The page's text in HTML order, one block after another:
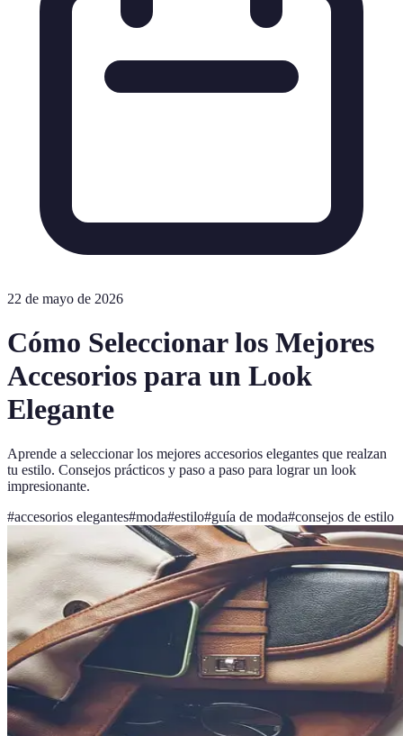
22 de mayo de 2026
Cómo Seleccionar los Mejores
Accesorios para un Look
Elegante
Aprende a seleccionar los mejores accesorios elegantes que realzan
tu estilo. Consejos prácticos y paso a paso para lograr un look
impresionante.
#accesorios elegantes#moda#estilo#guía de moda#consejos de estilo